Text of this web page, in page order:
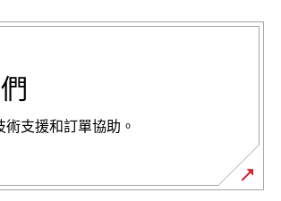
支援和訂單協助。